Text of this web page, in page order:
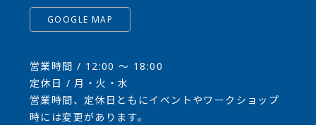
GOOGLE MAP
営業時間 / 12:00 〜 18:00
定休日 / 月・火・水
営業時間、定休日ともにイベントやワークショップ
時には変更があります。